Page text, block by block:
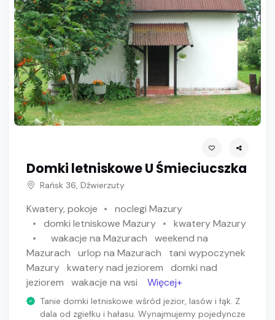
Domki letniskowe U Śmieciucszka
Rańsk 36, Dźwierzuty
Kwatery, pokoje
noclegi Mazury
domki letniskowe Mazury
kwatery Mazury
wakacje na Mazurach
weekend na
Mazurach
urlop na Mazurach
tani wypoczynek
Mazury kwatery nad jeziorem
domki nad
jeziorem
wakacje na wsi Więcej+
Tanie domki letniskowe wśród jezior, lasów i łąk. Z
dala od zgiełku i hałasu. Wynajmujemy pojedyncze